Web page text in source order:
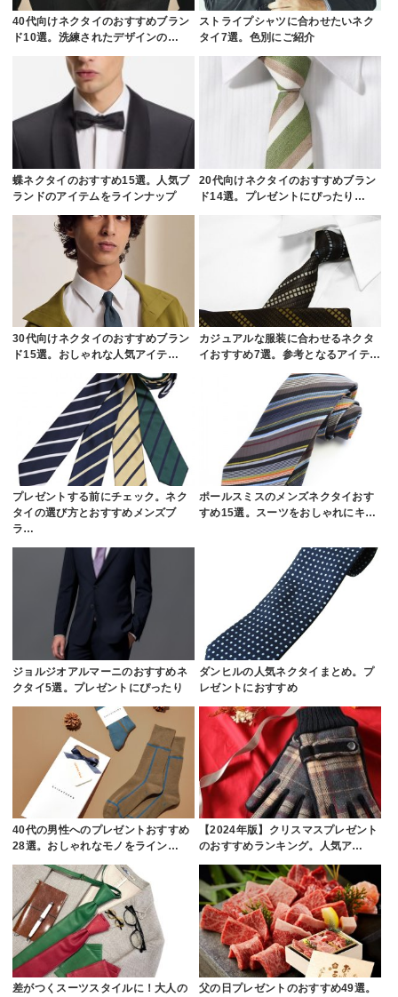
40代向けネクタイのおすすめブラン
ド10選。洗練されたデザインの…
ストライプシャツに合わせたいネク
タイ7選。色別にご紹介
蝶ネクタイのおすすめ15選。人気ブ
ランドのアイテムをラインナップ
20代向けネクタイのおすすめブラン
ド14選。プレゼントにぴったり…
30代向けネクタイのおすすめブラン
ド15選。おしゃれな人気アイテ…
カジュアルな服装に合わせるネクタ
イおすすめ7選。参考となるアイテ…
プレゼントする前にチェック。ネク
タイの選び方とおすすめメンズブ
ラ…
ポールスミスのメンズネクタイおす
すめ15選。スーツをおしゃれにキ…
ジョルジオアルマーニのおすすめネ
クタイ5選。プレゼントにぴったり
ダンヒルの人気ネクタイまとめ。プ
レゼントにおすすめ
40代の男性へのプレゼントおすすめ
28選。おしゃれなモノをライン…
【2024年版】クリスマスプレゼント
のおすすめランキング。人気ア…
差がつくスーツスタイルに！大人の 父の日プレゼントのおすすめ49選。